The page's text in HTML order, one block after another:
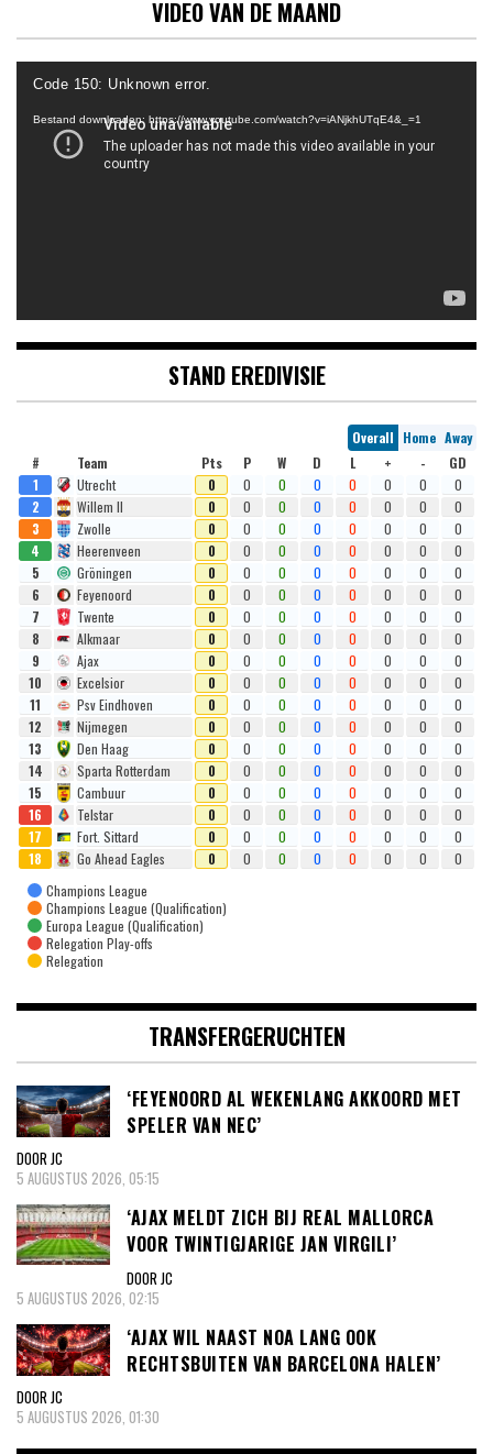
VIDEO VAN DE MAAND
Videospeler
Code 150: Unknown error.
Bestand downloaden: https://www.youtube.com/watch?v=iANjkhUTqE4&_=1
STAND EREDIVISIE
Overall Home Away
#
Team Pts P W D L + -
GD
1
Utrecht 0 0 0 0 0 0 0
0
2
Willem II 0 0 0 0 0 0 0
0
3
Zwolle 0 0 0 0 0 0 0
0
4
Heerenveen 0 0 0 0 0 0 0
0
5
Gröningen 0 0 0 0 0 0 0
0
6
Feyenoord 0 0 0 0 0 0 0
0
7
Twente 0 0 0 0 0 0 0
0
8
Alkmaar 0 0 0 0 0 0 0
0
9
Ajax 0 0 0 0 0 0 0
0
10
Excelsior 0 0 0 0 0 0 0
0
11
Psv Eindhoven 0 0 0 0 0 0 0
0
12
Nijmegen 0 0 0 0 0 0 0
0
13
Den Haag 0 0 0 0 0 0 0
0
14
Sparta Rotterdam 0 0 0 0 0 0 0
0
15
Cambuur 0 0 0 0 0 0 0
0
16
Telstar 0 0 0 0 0 0 0
0
17
Fort. Sittard 0 0 0 0 0 0 0
0
18
Go Ahead Eagles 0 0 0 0 0 0 0
0
Champions League
Champions League (Qualification)
Europa League (Qualification)
Relegation Play-offs
Relegation
TRANSFERGERUCHTEN
‘FEYENOORD AL WEKENLANG AKKOORD MET
SPELER VAN NEC’
DOOR JC
5 AUGUSTUS 2026, 05:15
‘AJAX MELDT ZICH BIJ REAL MALLORCA
VOOR TWINTIGJARIGE JAN VIRGILI’
DOOR JC
5 AUGUSTUS 2026, 02:15
‘AJAX WIL NAAST NOA LANG OOK
RECHTSBUITEN VAN BARCELONA HALEN’
DOOR JC
5 AUGUSTUS 2026, 01:30